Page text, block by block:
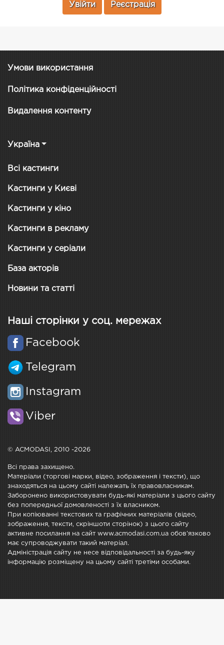
Увійти Реєстрація
Умови використання
Політика конфіденційності
Видалення контенту
Україна
Всі кастинги
Кастинги у Києві
Кастинги у кіно
Кастинги в рекламу
Кастинги у серіали
База акторів
Новини та статті
Наші сторінки у соц. мережах
Facebook
Telegram
Instagram
Viber
© ACMODASI, 2010 -2026
Всі права захищено.
Матеріали (торгові марки, відео, зображення і тексти), що
знаходяться на цьому сайті належать їх правовласникам.
Заборонено використовувати будь-які матеріали з цього сайту
без попередньої домовленості з їх власником.
При копіюванні текстових та графічних матеріалів (відео,
зображення, тексти, скріншоти сторінок) з цього сайту
активне посилання на сайт www.acmodasi.com.ua обов'язково
має супроводжувати такий матеріал.
Адміністрація сайту не несе відповідальності за будь-яку
інформацію розміщену на цьому сайті третіми особами.